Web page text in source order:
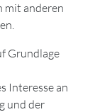
mit anderen
Grundlage
Interesse an
und der